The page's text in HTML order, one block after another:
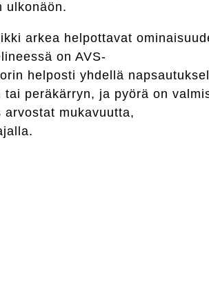
ulkonäön.
arkea helpottavat
on AVS-
helposti yhdellä
peräkärryn, ja pyörä on
mukavuutta,